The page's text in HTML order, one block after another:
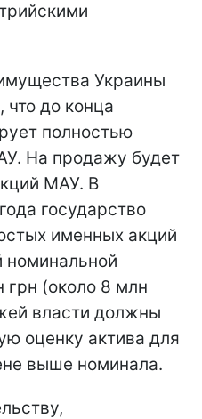
Украины
до конца
полностью
На продажу будет
МАУ. В
государство
именных акций
номинальной
(около 8 млн
власти должны
оценку актива для
выше номинала.